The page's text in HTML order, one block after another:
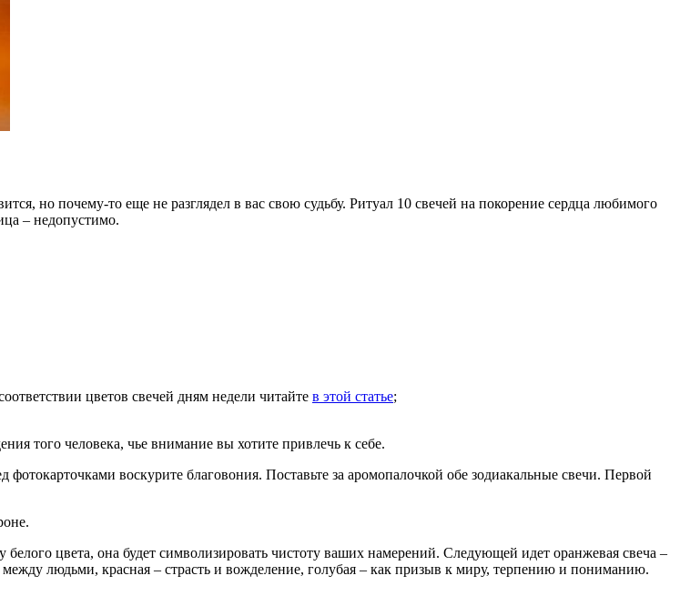
но почему-то еще не разглядел в вас свою судьбу. Ритуал 10 свечей на покорение сердца любимого
– недопустимо.
цветов свечей дням недели читайте в этой статье;
того человека, чье внимание вы хотите привлечь к себе.
воскурите благовония. Поставьте за аромопалочкой обе зодиакальные свечи. Первой
цвета, она будет символизировать чистоту ваших намерений. Следующей идет оранжевая свеча –
людьми, красная – страсть и вожделение, голубая – как призыв к миру, терпению и пониманию.